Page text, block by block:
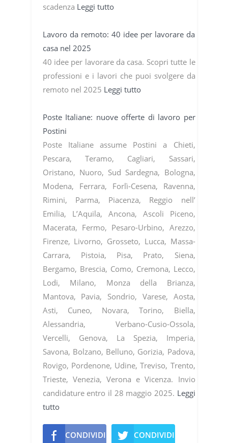
scadenza Leggi tutto
Lavoro da remoto: 40 idee per lavorare da
casa nel 2025
40 idee per lavorare da casa. Scopri tutte le
professioni e i lavori che puoi svolgere da
remoto nel 2025 Leggi tutto
Poste Italiane: nuove offerte di lavoro per
Postini
Poste Italiane assume Postini a Chieti,
Pescara, Teramo, Cagliari, Sassari,
Oristano, Nuoro, Sud Sardegna, Bologna,
Modena, Ferrara, Forlì-Cesena, Ravenna,
Rimini, Parma, Piacenza, Reggio nell’
Emilia, L’Aquila, Ancona, Ascoli Piceno,
Macerata, Fermo, Pesaro-Urbino, Arezzo,
Firenze, Livorno, Grosseto, Lucca, Massa-
Carrara, Pistoia, Pisa, Prato, Siena,
Bergamo, Brescia, Como, Cremona, Lecco,
Lodi, Milano, Monza della Brianza,
Mantova, Pavia, Sondrio, Varese, Aosta,
Asti, Cuneo, Novara, Torino, Biella,
Alessandria, Verbano-Cusio-Ossola,
Vercelli, Genova, La Spezia, Imperia,
Savona, Bolzano, Belluno, Gorizia, Padova,
Rovigo, Pordenone, Udine, Treviso, Trento,
Trieste, Venezia, Verona e Vicenza. Invio
candidature entro il 28 maggio 2025. Leggi
tutto
CONDIVIDI CONDIVIDI